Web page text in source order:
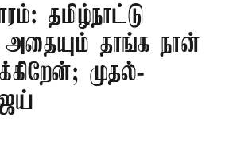
தமிழ்நாட்டு
அதையும் தாங்க நான்
முதல்-